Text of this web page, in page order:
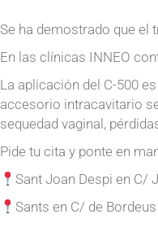
Se ha demostrado que
En las clínicas INNEO
La aplicación del C-500
accesorio intracavitario
sequedad vaginal,
Pide tu cita y ponte en
Sant Joan Despi en C/
Sants en C/ de Bordeus